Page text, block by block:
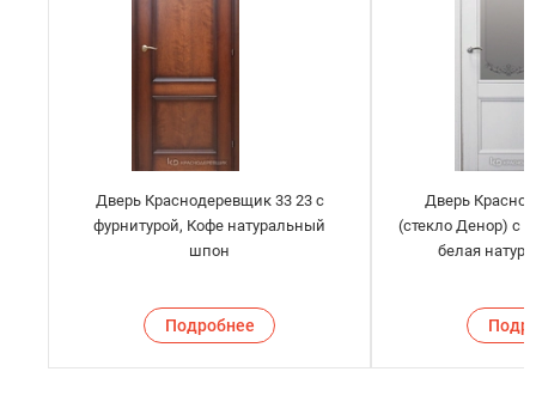
Дверь Краснодеревщик 33 23 с
фурнитурой, Кофе натуральный
шпон
Подробнее
Дверь
(стекло Денор) с
белая